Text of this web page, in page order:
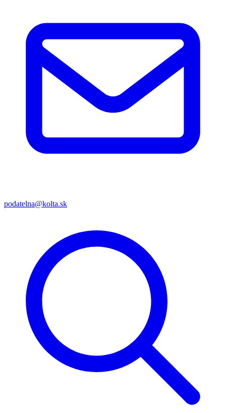
podatelna@kolta.sk